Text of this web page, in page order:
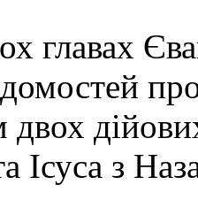
главах
Ісуса з